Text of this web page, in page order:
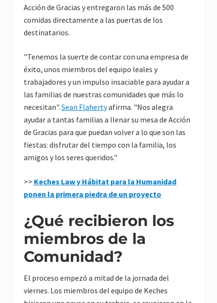
Acción de Gracias y entregaron las más de 500
comidas directamente a las puertas de los
destinatarios.
"Tenemos la suerte de contar con una empresa de
éxito, unos miembros del equipo leales y
trabajadores y un impulso insaciable para ayudar a
las familias de nuestras comunidades que más lo
necesitan". Sean Flahertyafirma. "Nos alegra
ayudar a tantas familias a llenar su mesa de Acción
de Gracias para que puedan volver a lo que son las
fiestas: disfrutar del tiempo con la familia, los
amigos y los seres queridos."
>> Keches Law y Hábitat para la Humanidad
ponen la primera piedra de un proyecto
¿Qué recibieron los
miembros de la
Comunidad?
El proceso empezó a mitad de la jornada del
viernes. Los miembros del equipo de Keches